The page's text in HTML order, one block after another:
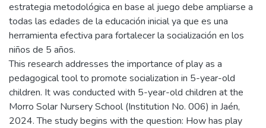
estrategia metodológica en base al juego debe ampliarse a
todas las edades de la educación inicial ya que es una
herramienta efectiva para fortalecer la socialización en los
niños de 5 años.
This research addresses the importance of play as a
pedagogical tool to promote socialization in 5-year-old
children. It was conducted with 5-year-old children at the
Morro Solar Nursery School (Institution No. 006) in Jaén,
2024. The study begins with the question: How has play